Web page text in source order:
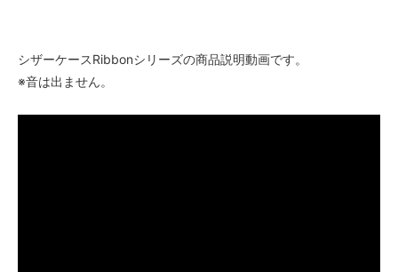
シザーケースRibbonシリーズの商品説明動画です。
※音は出ません。